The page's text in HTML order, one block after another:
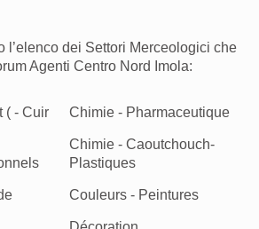
l’elenco dei Settori Merceologici che
Agenti Centro Nord Imola:
( - Cuir
Chimie - Pharmaceutique
Chimie - Caoutchouch-
Plastiques
Couleurs - Peintures